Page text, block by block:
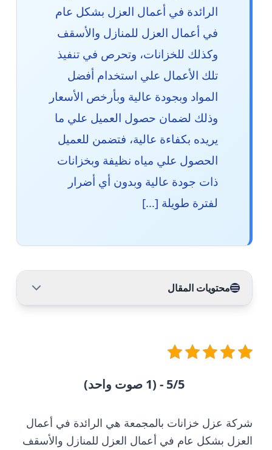
الرائدة في أعمال العزل بشكل عام
في أعمال العزل للمنازل والأسقف
وكذلك للخزانات، وتحرص في تنفيذ
تلك الأعمال علي استخدام أفضل
المواد وبجودة عالية وبأرخص الأسعار
وذلك لضمان حصول العميل علي ما
يريده بكفاءة عالية، فتضمن للعميل
الحصول علي مياه نظيفة وبخزانات
ذات جودة عالية وبدون أي أضرار
لفترة طويلة […]
محتويات المقال
5/5 - (1 صوت واحد)
شركة عزل خزانات بالمجمعة هي الرائدة في أعمال
العزل بشكل عام في أعمال العزل للمنازل والأسقف